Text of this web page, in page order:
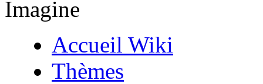
Imagine
Accueil Wiki
Thèmes